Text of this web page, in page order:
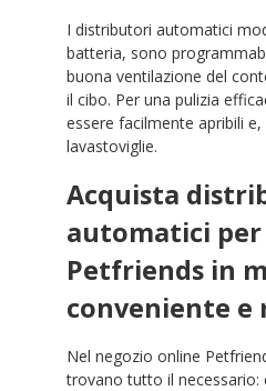
I distributori automatici
batteria, sono
buona ventilazione del
il cibo. Per una pulizia
essere facilmente apribili
lavastoviglie.
Acquista
automatici
Petfriends in
conveniente e
Nel negozio online
trovano tutto il necessario: